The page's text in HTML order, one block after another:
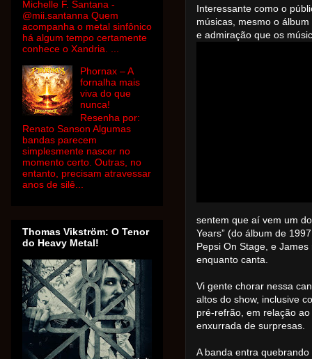
Interessante como o
músicas, mesmo o
e admiração que os
sentem que aí vem um
Years” (do álbum de
Pepsi On Stage, e
enquanto canta.
Vi gente chorar nessa
altos do show, inclusive
pré-refrão, em relação
enxurrada de surpresas.
A banda entra
Michelle F. Santana -
@mii.santanna Quem
acompanha o metal sinfônico
há algum tempo certamente
conhece o Xandria. ...
Phornax – A
fornalha mais
viva do que
nunca!
Resenha por:
Renato Sanson Algumas
bandas parecem
simplesmente nascer no
momento certo. Outras, no
entanto, precisam atravessar
anos de silê...
Thomas Vikström: O Tenor
do Heavy Metal!